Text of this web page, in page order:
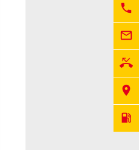
phone
mail_outline
phone_missed
room
local_gas_station